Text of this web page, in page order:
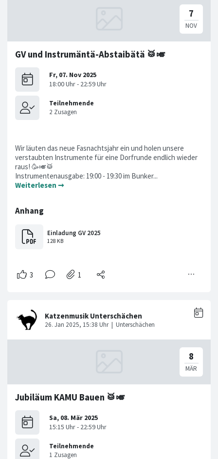
GV und Instrumäntä-Abstaibätä 🥁🎺
Wir läuten das neue Fasnachtsjahr ein und holen unsere
verstaubten Instrumente für eine Dorfrunde endlich wieder
raus! 🥳🎺🥁
Instrumentenausgabe: 19:00 - 19:30 im Bunker...
Weiterlesen ➞
Jubiläum KAMU Bauen 🥁🎺